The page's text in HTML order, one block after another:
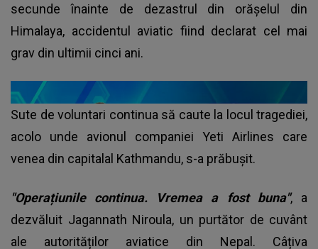
secunde înainte de dezastrul din orășelul din
Himalaya, accidentul aviatic fiind declarat cel mai
grav din ultimii cinci ani.
Sute de voluntari continua să caute la locul tragediei,
acolo unde avionul companiei Yeti Airlines care
venea din capitalal Kathmandu, s-a prăbușit.
"Operațiunile continua. Vremea a fost buna", a
dezvăluit Jagannath Niroula, un purtător de cuvânt
ale autorităților aviatice din Nepal. Câțiva